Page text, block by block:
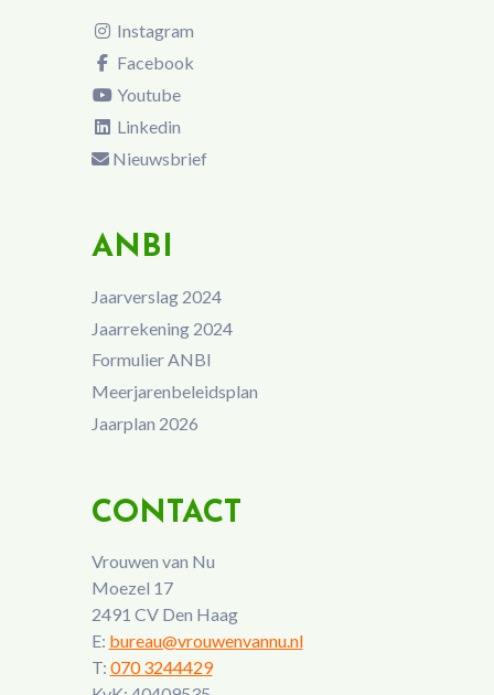
Instagram
Facebook
Youtube
Linkedin
Nieuwsbrief
ANBI
Jaarverslag 2024
Jaarrekening 2024
Formulier ANBI
Meerjarenbeleidsplan
Jaarplan 2026
CONTACT
Vrouwen van Nu
Moezel 17
2491 CV Den Haag
E: bureau@vrouwenvannu.nl
T: 070 3244429